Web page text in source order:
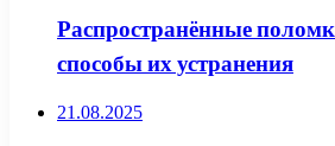
Распространённые
способы их устранения
21.08.2025